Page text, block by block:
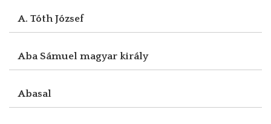
A. Tóth József
Aba Sámuel magyar király
Abasal